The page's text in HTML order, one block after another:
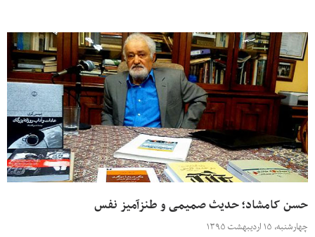
حسن کامشاد؛ حدیث صمیمی و طنزآمیز نفس
چهارشنبه، ۱۵ اردیبهشت ۱۳۹۵